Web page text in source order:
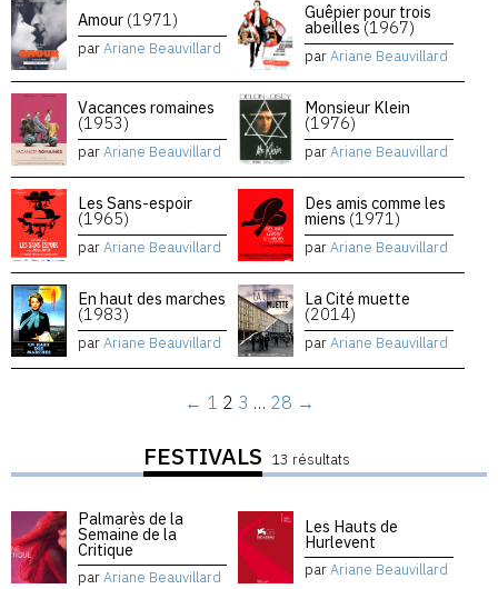
Amour (1971)
parAriane Beauvillard
Guêpier pour trois
abeilles (1967)
parAriane Beauvillard
Vacances romaines
(1953)
parAriane Beauvillard
Monsieur Klein
(1976)
parAriane Beauvillard
Les Sans-espoir
(1965)
parAriane Beauvillard
Des amis comme les
miens (1971)
parAriane Beauvillard
En haut des marches
(1983)
parAriane Beauvillard
La Cité muette
(2014)
parAriane Beauvillard
← 1 2 3 … 28 →
FESTIVALS 13 résultats
Palmarès de la
Semaine de la
Critique
parAriane Beauvillard
Les Hauts de
Hurlevent
parAriane Beauvillard